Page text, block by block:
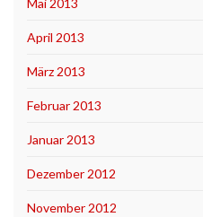
Mai 2013
April 2013
März 2013
Februar 2013
Januar 2013
Dezember 2012
November 2012